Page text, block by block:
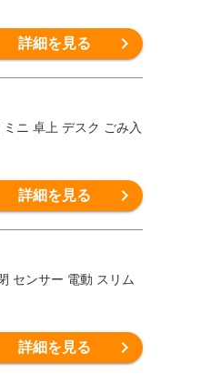
詳細を見る
ニ 卓上 デスク ごみ入
詳細を見る
センサー 電動 スリム
詳細を見る